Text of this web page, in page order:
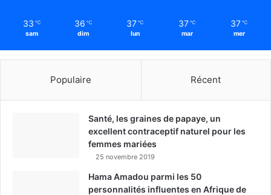
33 ℃
sam
36 ℃
dim
37 ℃
lun
37 ℃
mar
37 ℃
mer
Populaire Récent
Santé, les graines de papaye, un
excellent contraceptif naturel pour les
femmes mariées
25 novembre 2019
Hama Amadou parmi les 50
personnalités influentes en Afrique de